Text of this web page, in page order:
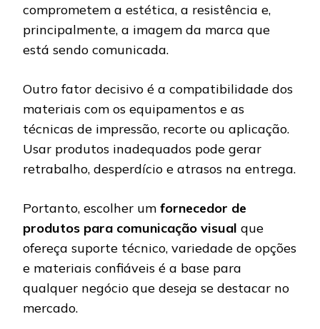
comprometem a estética, a resistência e,
principalmente, a imagem da marca que
está sendo comunicada.
Outro fator decisivo é a compatibilidade dos
materiais com os equipamentos e as
técnicas de impressão, recorte ou aplicação.
Usar produtos inadequados pode gerar
retrabalho, desperdício e atrasos na entrega.
Portanto, escolher um fornecedor de
produtos para comunicação visual que
ofereça suporte técnico, variedade de opções
e materiais confiáveis é a base para
qualquer negócio que deseja se destacar no
mercado.